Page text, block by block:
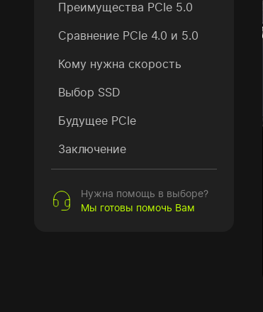
Преимущества PCIe 5.0
Сравнение PCIe 4.0 и 5.0
Кому нужна скорость
Выбор SSD
Будущее PCIe
Заключение
Нужна помощь в выборе?
Мы готовы помочь Вам